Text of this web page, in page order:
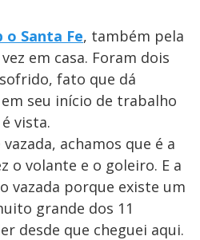
Santa Fe, também pela
em casa. Foram dois
fato que dá
seu início de trabalho
vista.
achamos que é a
o volante e o goleiro. E a
vazada porque existe um
grande dos 11
desde que cheguei aqui.